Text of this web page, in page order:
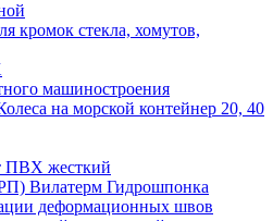
кромок стекла, хомутов,
машиностроения
на морской контейнер 20, 40
ПВХ жесткий
Вилатерм Гидрошпонка
деформационных швов